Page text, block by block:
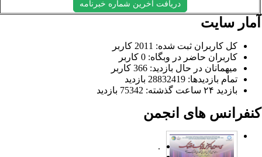
دریافت آخرین شماره خبرنامه
سایت
کل کاربران ثبت شده: 2011 کاربر
کاربران حاضر در وبگاه: 0 کاربر
میهمانان در حال بازدید: 366 کاربر
تمام بازدید‌ها: 28832419 بازدید
بازدید ۲۴ ساعت گذشته: 75342 بازدید
های انجمن
.